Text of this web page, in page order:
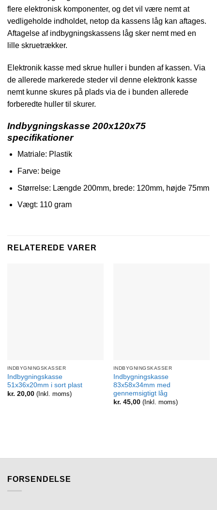
flere elektronisk komponenter, og det vil være nemt at
vedligeholde indholdet, netop da kassens låg kan aftages.
Aftagelse af indbygningskassens låg sker nemt med en
lille skruetrækker.
Elektronik kasse med skrue huller i bunden af kassen. Via
de allerede markerede steder vil denne elektronk kasse
nemt kunne skures på plads via de i bunden allerede
forberedte huller til skurer.
Indbygningskasse 200x120x75
specifikationer
Matriale: Plastik
Farve: beige
Størrelse: Længde 200mm, brede: 120mm, højde 75mm
Vægt: 110 gram
RELATEREDE VARER
INDBYGNINGSKASSER
Indbygningskasse
51x36x20mm i sort plast
kr. 20,00(Inkl. moms)
INDBYGNINGSKASSER
Indbygningskasse
83x58x34mm med
gennemsigtigt låg
kr. 45,00(Inkl. moms)
FORSENDELSE